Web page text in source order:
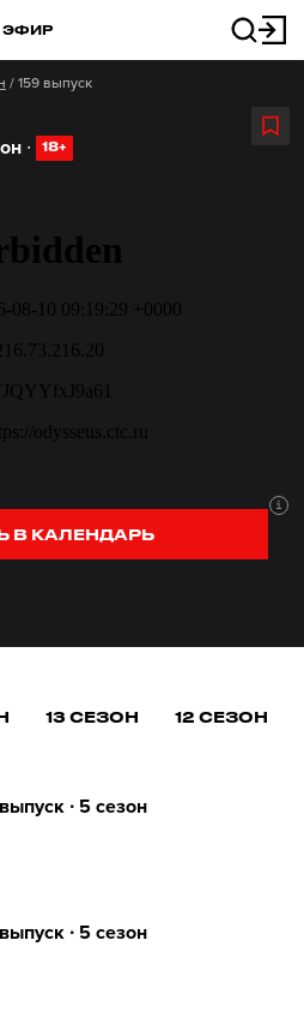
ЭФИР
/ 159 выпуск
∙ 18+
В КАЛЕНДАРЬ
13 СЕЗОН 12 СЕЗОН
∙ 5 сезон
∙ 5 сезон